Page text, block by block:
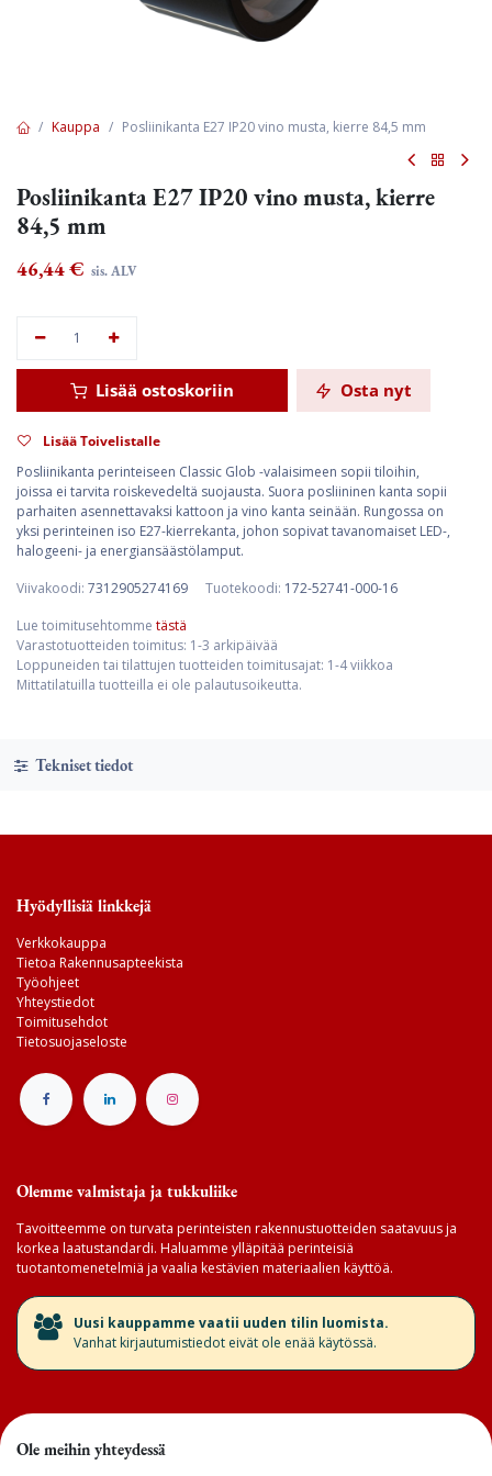
Kauppa Posliinikanta E27 IP20 vino musta, kierre 84,5 mm
Posliinikanta E27 IP20 vino musta, kierre
84,5 mm
46,44€ sis. ALV
Lisää ostoskoriin Osta nyt
Lisää Toivelistalle
Posliinikanta perinteiseen Classic Glob -valaisimeen sopii tiloihin,
joissa ei tarvita roiskevedeltä suojausta. Suora posliininen kanta sopii
parhaiten asennettavaksi kattoon ja vino kanta seinään. Rungossa on
yksi perinteinen iso E27-kierrekanta, johon sopivat tavanomaiset LED-,
halogeeni- ja energiansäästölamput.
Viivakoodi: 7312905274169 Tuotekoodi: 172-52741-000-16
Lue toimitusehtomme tästä
Varastotuotteiden toimitus: 1-3 arkipäivää
Loppuneiden tai tilattujen tuotteiden toimitusajat: 1-4 viikkoa
Mittatilatuilla tuotteilla ei ole palautusoikeutta.
Tekniset tiedot
Hyödyllisiä linkkejä
Verkkokauppa
Tietoa Rakennusapteekista
Työohjeet
Yhteystiedot
Toimitusehdot
Tietosuojaseloste
Olemme valmistaja ja tukkuliike
Tavoitteemme on turvata perinteisten rakennustuotteiden saatavuus ja
korkea laatustandardi. Haluamme ylläpitää perinteisiä
tuotantomenetelmiä ja vaalia kestävien materiaalien käyttöä.
​Uusi kauppamme vaatii uuden tilin luomista.
Vanhat kirjautumistiedot eivät ole enää käytössä.
Ole meihin yhteydessä